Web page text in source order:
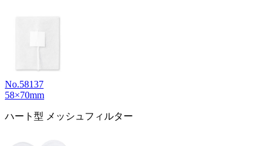
No.58137
58×70mm
ハート型 メッシュフィルター